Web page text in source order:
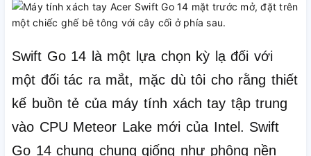
Swift Go 14 là một lựa chọn kỳ lạ đối với
một đối tác ra mắt, mặc dù tôi cho rằng thiết
kế buồn tẻ của máy tính xách tay tập trung
vào CPU Meteor Lake mới của Intel. Swift
Go 14 chung chung giống như phông nền